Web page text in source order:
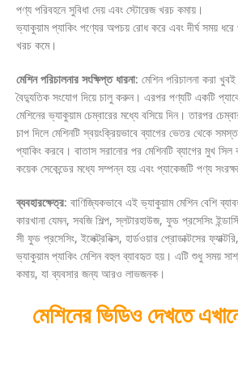
পণ্য পরিবহনে সুবিধা দেয় এবং স্টোরেজ খরচ কমায়।
ভ্যাকুয়াম প্যাকিং পণ্যের অপচয় রোধ করে এবং দীর্ঘ সময়
খরচ কমে।
মেশিন পরিচালনার সংক্ষিপ্ত ধারনা: মেশিন পরিচালনা করা
বৈদ্যুতিক সংযোগ দিয়ে চালু করুন। এরপর পণ্যটি একটি
মেশিনের ভ্যাকুয়াম চেম্বারের মধ্যে বসিয়ে দিন। তারপর
চাপ দিলে মেশিনটি স্বয়ংক্রিয়ভাবে ব্যাগের ভেতর থেকে
প্যাকিং করবে। বাতাস সরানোর পর মেশিনটি ব্যাগের মুখ
কয়েক সেকেন্ডের মধ্যে সম্পন্ন হয় এবং প্যাকেজটি পণ্য
ব্যবহারক্ষেত্র: বাণিজ্যিকভাবে এই ভ্যাকুয়াম মেশিন বেশি
কারখানা যেমন, সবজি শিল্প, স্লটারহাউজ, ফুড প্রসেসিং
সী ফুড প্রসেসিং, ইলেক্ট্রনিক্স, হার্ডওয়ার প্রোডাক্টসের
ভ্যাকুয়াম প্যাকিং মেশিন বহুল ব্যাবহৃত হয়। এটি শুধু সময়
কমায়, যা ব্যবসার জন্য আরও লাভজনক।
মেশিনের ভিডিও দেখতে